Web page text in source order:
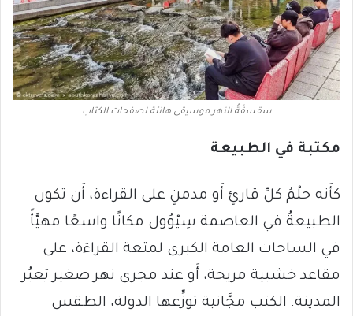
سقسقَةُ النهر موسيقى هانئة لصفحات الكتاب
مكتبة في الطبيعة
كأَنه حلْمُ كلِّ قارئٍ أَو مدمنٍ على القراءة، أَن تكون
الطبيعةُ في العاصمة سِيْوُول مكانًا واسعًا مهيَّأً
في الساحات العامة الكبرى لمتعة القراءَة، على
مقاعد خشبية مريحة، أَو عند مجرى نهر صغير يَعبُر
المدينة. الكتب مجَّانية توزِّعها الدولة، الطقس